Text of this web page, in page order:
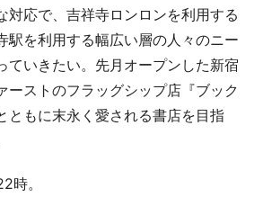
対応で、吉祥寺ロンロンを利用する
駅を利用する幅広い層の人々のニー
ていきたい。先月オープンした新宿
ーストのフラッグシップ店『ブック
ともに末永く愛される書店を目指
時。